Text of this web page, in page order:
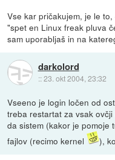
Vse kar pričakujem, je le
"spet en Linux freak pluva
sam uporabljaš in na
darkolord
::23. okt 2004, 23:32
Vseeno je login ločen od
treba restartat za vsak
da sistem (kakor je pomoje
fajlov (recimo kernel
),